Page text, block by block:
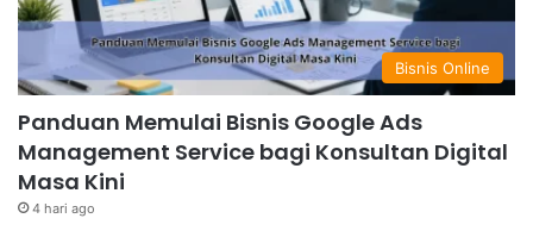
Bisnis Online
Panduan Memulai Bisnis Google Ads
Management Service bagi Konsultan Digital
Masa Kini
4 hari ago